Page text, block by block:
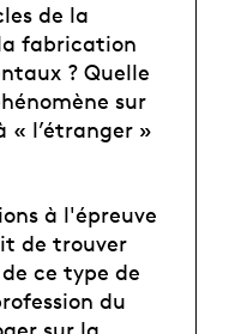
de la
fabrication
? Quelle
sur
l’étranger »
à l'épreuve
de trouver
ce type de
du